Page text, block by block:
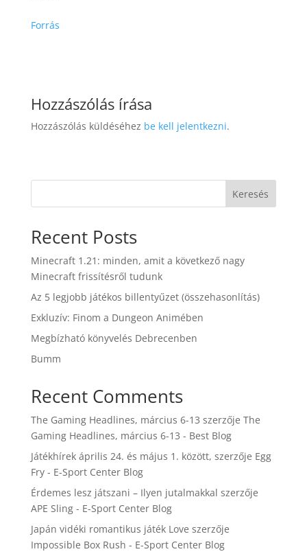
Forrás
Hozzászólás írása
Hozzászólás küldéséhez be kell jelentkezni.
Keresés
Recent Posts
Minecraft 1.21: minden, amit a következő nagy
Minecraft frissítésről tudunk
Az 5 legjobb játékos billentyűzet (összehasonlítás)
Exkluzív: Finom a Dungeon Animében
Megbízható könyvelés Debrecenben
Bumm
Recent Comments
The Gaming Headlines, március 6-13 szerzője The
Gaming Headlines, március 6-13 - Best Blog
Játékhírek április 24. és május 1. között, szerzője Egg
Fry - E-Sport Center Blog
Érdemes lesz játszani – Ilyen jutalmakkal szerzője
APE Sling - E-Sport Center Blog
Japán vidéki romantikus játék Love szerzője
Impossible Box Rush - E-Sport Center Blog